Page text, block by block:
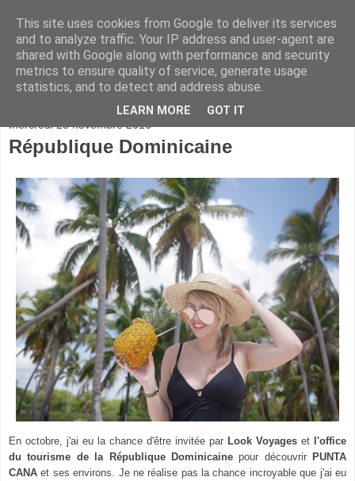
mercredi 23 novembre 2016
République Dominicaine
En octobre, j'ai eu la chance d'être invitée par Look Voyages et l'office
du tourisme de la République Dominicainepour découvrir PUNTA
CANAet ses environs. Je ne réalise pas la chance incroyable que j'ai eu
This site uses cookies from Google to deliver its services
and to analyze traffic. Your IP address and user-agent are
shared with Google along with performance and security
metrics to ensure quality of service, generate usage
statistics, and to detect and address abuse.
LEARN MORE GOT IT